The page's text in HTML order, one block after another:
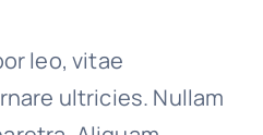
leo, vitae
ultricies. Nullam